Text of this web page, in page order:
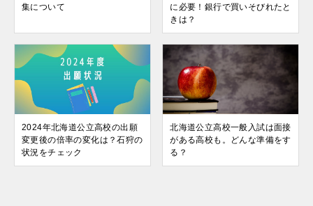
集について
に必要！銀行で買いそびれたと
きは？
2024年北海道公立高校の出願
変更後の倍率の変化は？石狩の
状況をチェック
北海道公立高校一般入試は面接
がある高校も。どんな準備をす
る？